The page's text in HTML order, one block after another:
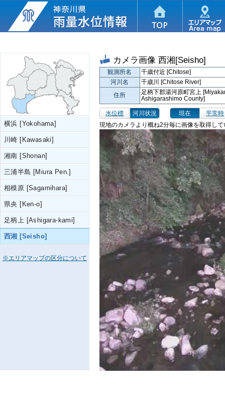
横浜 [Yokohama]
川崎 [Kawasaki]
湘南 [Shonan]
三浦半島 [Miura Pen.]
相模原 [Sagamihara]
県央 [Ken-o]
足柄上 [Ashigara-kami]
西湘 [Seisho]
※エリアマップの区分について
カメラ画像 西湘[Seisho]
観測所名
千歳付近 [Chitose]
河川名
千歳川 [Chitose River]
住所
足柄下郡湯河原町宮上
Ashigarashimo County]
水位標 河川状況 現在
平常時
現地のカメラより概ね2分毎に画像を取得し